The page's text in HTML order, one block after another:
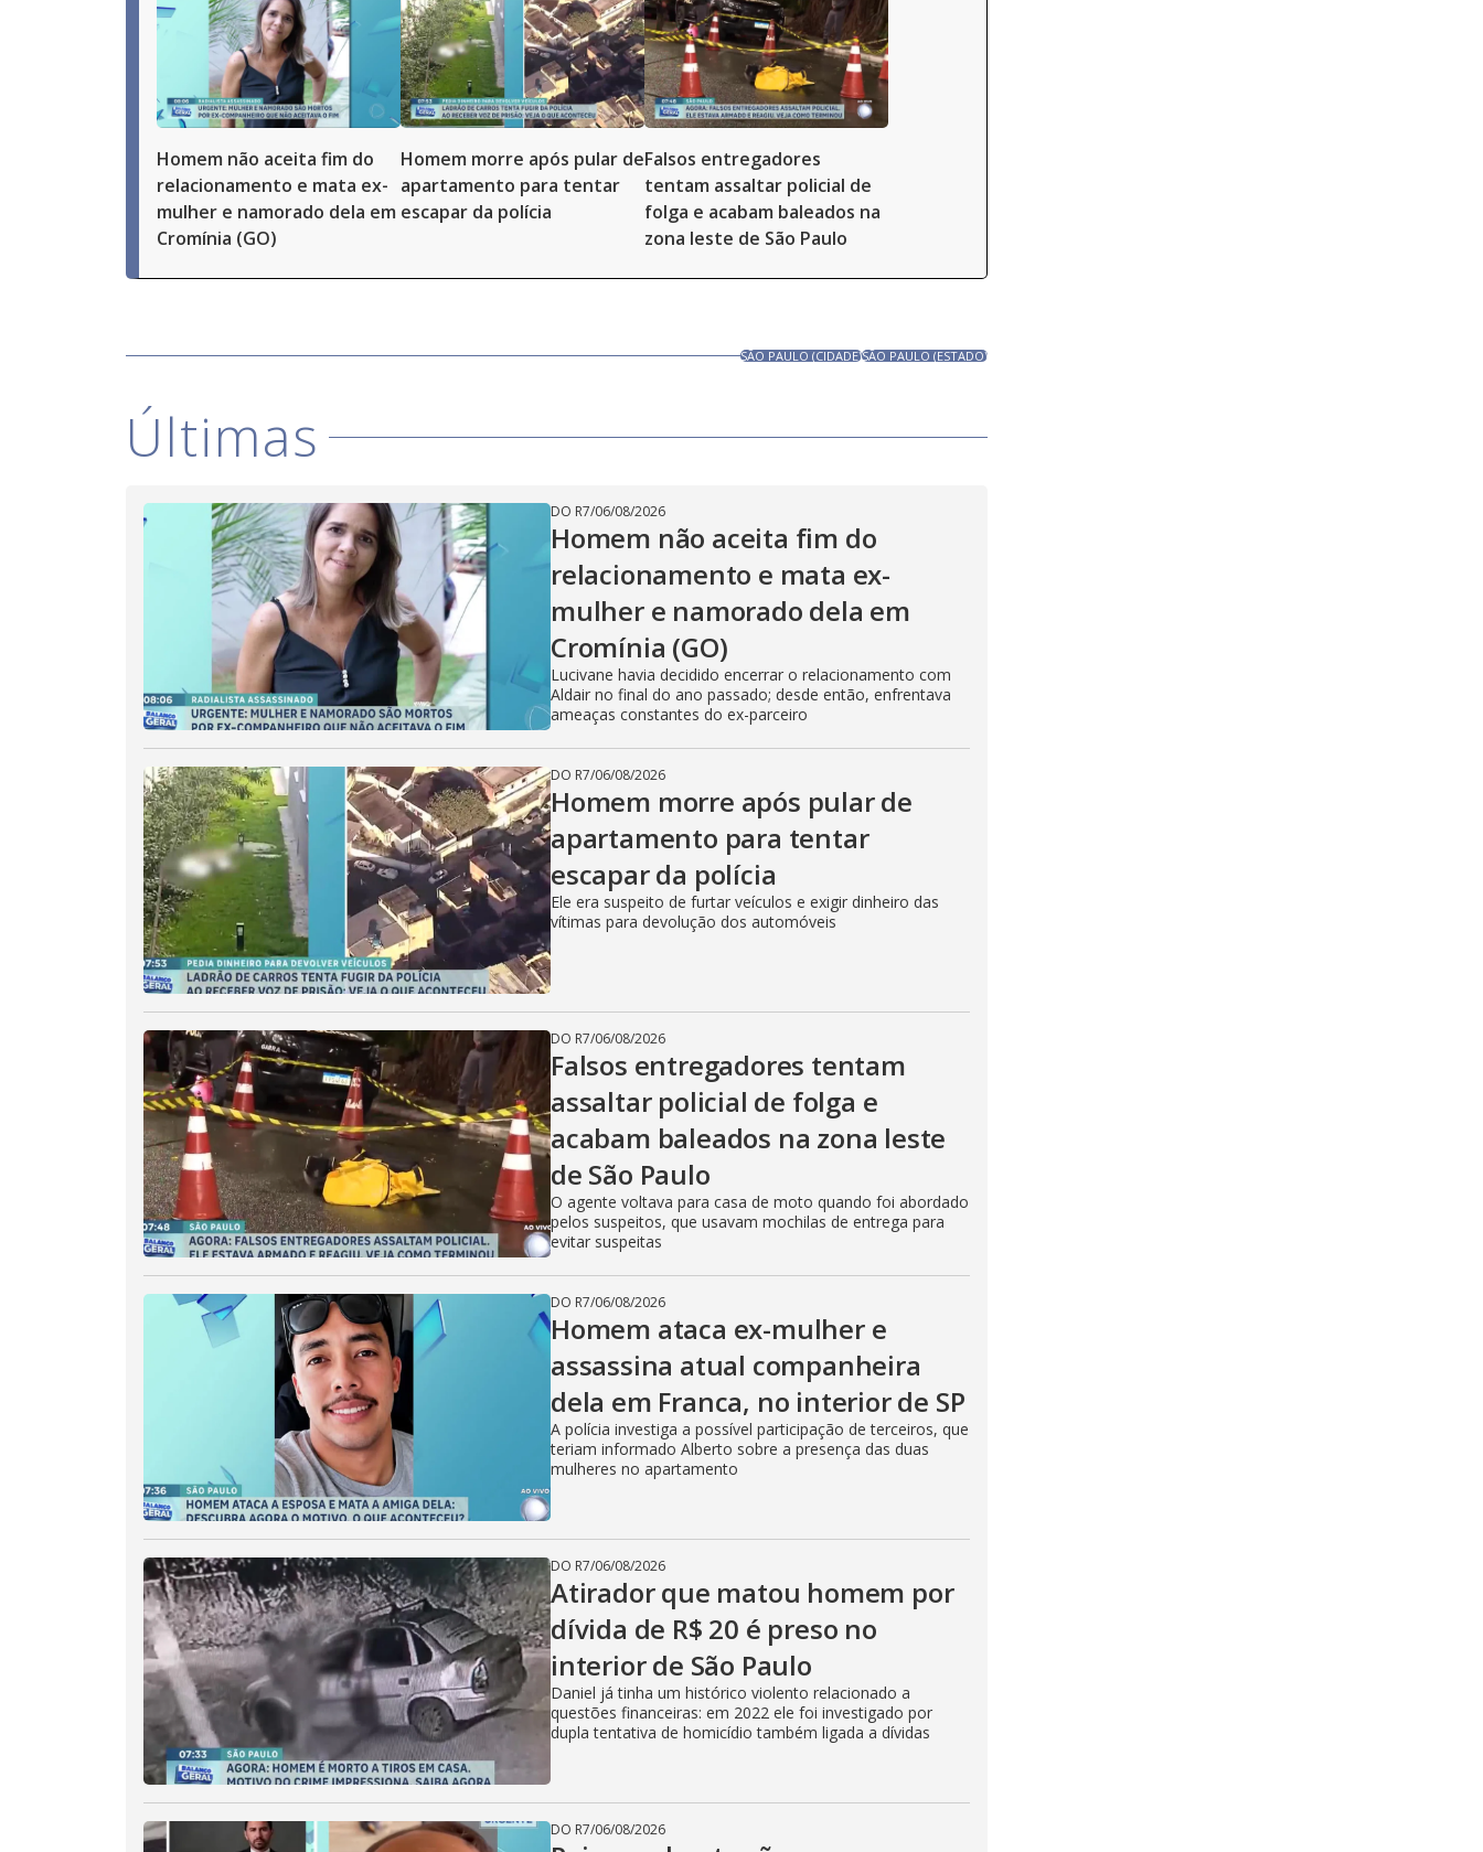
Homem não aceita fim do
relacionamento e mata ex-
mulher e namorado dela em
Cromínia (GO)
Homem morre após pular de
apartamento para tentar
escapar da polícia
Falsos entregadores
tentam assaltar policial de
folga e acabam baleados na
zona leste de São Paulo
SÃO PAULO (CIDADE)SÃO PAULO (ESTADO)
Últimas
DO R7/06/08/2026
Homem não aceita fim do
relacionamento e mata ex-
mulher e namorado dela em
Cromínia (GO)
Lucivane havia decidido encerrar o relacionamento com
Aldair no final do ano passado; desde então, enfrentava
ameaças constantes do ex-parceiro
DO R7/06/08/2026
Homem morre após pular de
apartamento para tentar
escapar da polícia
Ele era suspeito de furtar veículos e exigir dinheiro das
vítimas para devolução dos automóveis
DO R7/06/08/2026
Falsos entregadores tentam
assaltar policial de folga e
acabam baleados na zona leste
de São Paulo
O agente voltava para casa de moto quando foi abordado
pelos suspeitos, que usavam mochilas de entrega para
evitar suspeitas
DO R7/06/08/2026
Homem ataca ex-mulher e
assassina atual companheira
dela em Franca, no interior de SP
A polícia investiga a possível participação de terceiros, que
teriam informado Alberto sobre a presença das duas
mulheres no apartamento
DO R7/06/08/2026
Atirador que matou homem por
dívida de R$ 20 é preso no
interior de São Paulo
Daniel já tinha um histórico violento relacionado a
questões financeiras: em 2022 ele foi investigado por
dupla tentativa de homicídio também ligada a dívidas
DO R7/06/08/2026